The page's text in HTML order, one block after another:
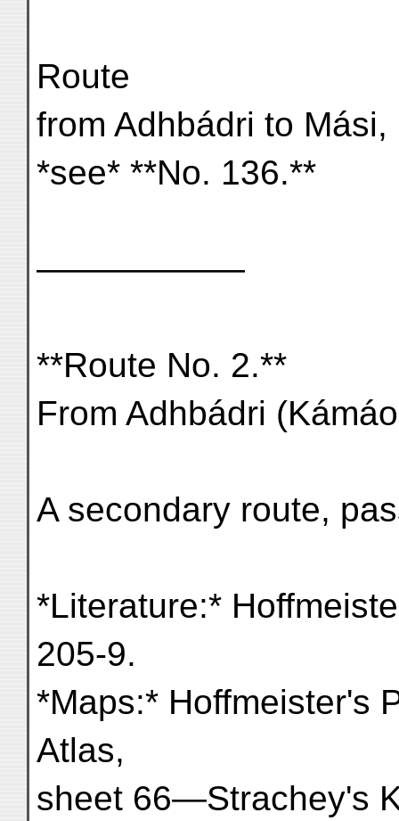
Route
from Adhbádri to Mási,
*see* **No. 136.**
——————
**Route No. 2.**
From Adhbádri
A secondary route,
*Literature:*
205-9.
*Maps:*
Atlas,
sheet 66—Strachey's